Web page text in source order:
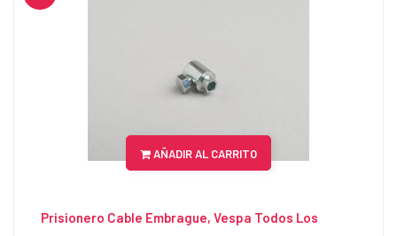
AÑADIR AL CARRITO
Prisionero Cable Embrague, Vespa Todos Los